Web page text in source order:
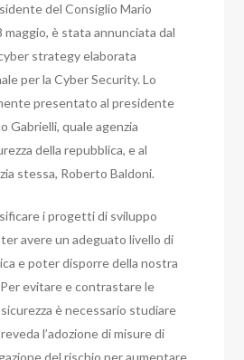
del Consiglio Mario
maggio, è stata annunciata dal
strategy elaborata
per la Cyber ​​Security. Lo
presentato al presidente
Gabrielli, quale agenzia
della repubblica, e al
stessa, Roberto Baldoni.
i progetti di sviluppo
avere un adeguato livello di
e poter disporre della nostra
Per evitare e contrastare le
è necessario studiare
l’adozione di misure di
del rischio per aumentare